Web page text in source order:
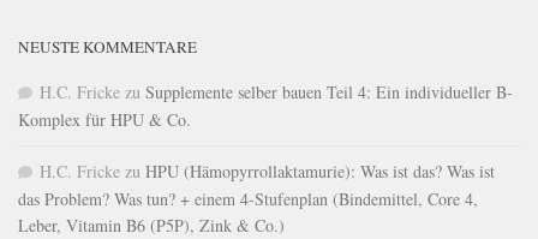
NEUSTE KOMMENTARE
H.C. Fricke zu Supplemente selber bauen Teil 4: Ein individueller B-
Komplex für HPU & Co.
H.C. Fricke zu HPU (Hämopyrrollaktamurie): Was ist das? Was ist
das Problem? Was tun? + einem 4-Stufenplan (Bindemittel, Core 4,
Leber, Vitamin B6 (P5P), Zink & Co.)